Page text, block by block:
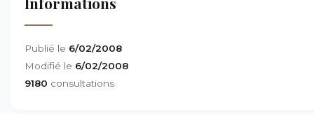
Publié le 6/02/2008
Modifié le 6/02/2008
9180 consultations